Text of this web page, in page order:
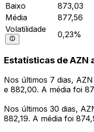
Baixo
873,03
Média
877,56
Volatilidade
0,23%
Estatísticas de AZN
Nos últimos 7 dias,
e 882,00. A média foi
Nos últimos 30 dias,
882,19. A média foi